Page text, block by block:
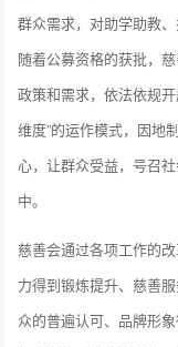
群众需求，对助学助教
随着公募资格的获批，
政策和需求，依法依规
维度”的运作模式，因地
心，让群众受益，号召
中。
慈善会通过各项工作的
力得到锻炼提升、慈善
众的普遍认可、品牌形